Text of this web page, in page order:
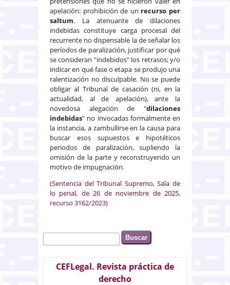
apelación: prohibición de un recurso per
saltum. La atenuante de dilaciones
indebidas constituye carga procesal del
recurrente no dispensable la de señalar los
períodos de paralización, justificar por qué
se consideran "indebidos" los retrasos; y/o
indicar en qué fase o etapa se produjo una
ralentización no disculpable. No se puede
obligar al Tribunal de casación (ni, en la
actualidad, al de apelación), ante la
novedosa alegación de "dilaciones
indebidas" no invocadas formalmente en
la instancia, a zambullirse en la causa para
buscar esos supuestos e hipotéticos
periodos de paralización, supliendo la
omisión de la parte y reconstruyendo un
motivo de impugnación.
(Sentencia del Tribunal Supremo, Sala de
lo penal, de 26 de noviembre de 2025,
recurso 3162/2023)
Formulario de búsqueda
Buscar
CEFLegal. Revista práctica de
derecho